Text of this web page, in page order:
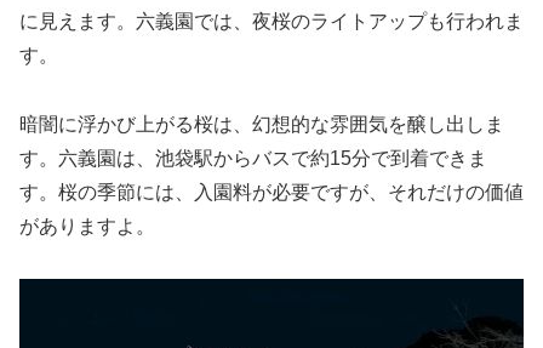
に見えます。六義園では、夜桜のライトアップも行われま
す。
暗闇に浮かび上がる桜は、幻想的な雰囲気を醸し出しま
す。六義園は、池袋駅からバスで約15分で到着できま
す。桜の季節には、入園料が必要ですが、それだけの価値
がありますよ。